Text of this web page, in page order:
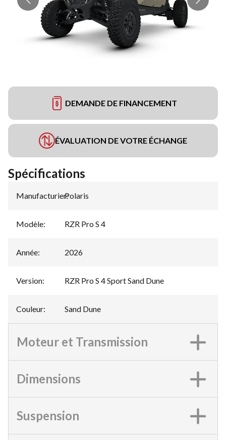
DEMANDE DE FINANCEMENT
ÉVALUATION DE VOTRE ÉCHANGE
Spécifications
Manufacturier:
Polaris
Modèle: RZR Pro S 4
Année: 2026
Version: RZR Pro S 4 Sport Sand Dune
Couleur: Sand Dune
Moteur et Transmission
Dimensions
Suspension